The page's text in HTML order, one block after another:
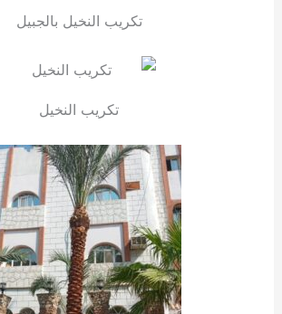
تكريب النخيل بالجبيل
تكريب النخيل